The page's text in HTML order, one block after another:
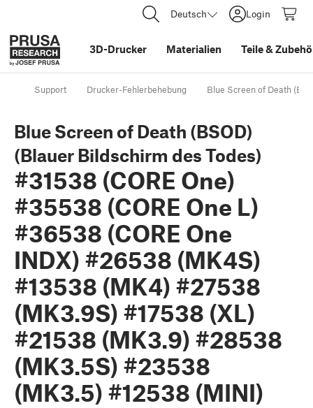
Deutsch Login
3D-Drucker Materialien Teile&
Support Drucker-Fehlerbehebung Blue Screen of Death
Blue Screen of Death (BSOD)
(Blauer Bildschirm des Todes)
#31538 (CORE One)
#35538 (CORE One L)
#36538 (CORE One
INDX) #26538 (MK4S)
#13538 (MK4) #27538
(MK3.9S) #17538 (XL)
#21538 (MK3.9) #28538
(MK3.5S) #23538
(MK3.5) #12538 (MINI)